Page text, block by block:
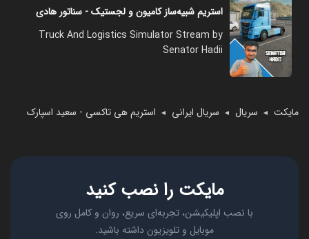
استریم شبیه‌ساز کامیون و لجستیک - سناتور هادی
Truck And Logistics Simulator Stream by
Senator Hadii
مایکت ◄ سریال ◄ سریال ایرانی ◄ استریم هی تاکسی - سعید اسپارک
مایکت را نصب کنید
با نصب اپلیکیشن، تجربه‌ای سریع، روان و کامل روی
موبایل و تلویزیون داشته باشید.